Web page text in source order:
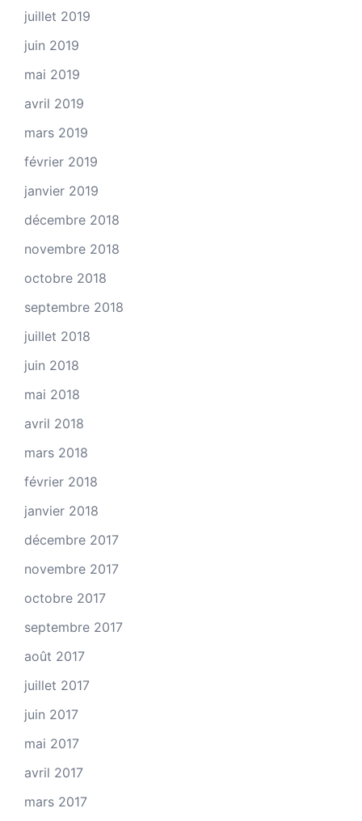
juillet 2019
juin 2019
mai 2019
avril 2019
mars 2019
février 2019
janvier 2019
décembre 2018
novembre 2018
octobre 2018
septembre 2018
juillet 2018
juin 2018
mai 2018
avril 2018
mars 2018
février 2018
janvier 2018
décembre 2017
novembre 2017
octobre 2017
septembre 2017
août 2017
juillet 2017
juin 2017
mai 2017
avril 2017
mars 2017